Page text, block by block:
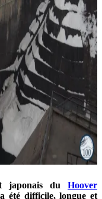
japonais du Hoover
été difficile, longue et